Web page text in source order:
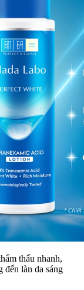
thấu nhanh,
đến làn da sáng